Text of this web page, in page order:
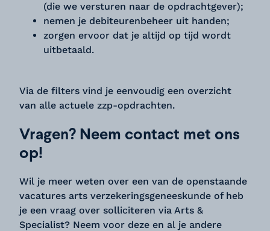
(die we versturen naar de opdrachtgever);
nemen je debiteurenbeheer uit handen;
zorgen ervoor dat je altijd op tijd wordt
uitbetaald.
Via de filters vind je eenvoudig een overzicht
van alle actuele zzp-opdrachten.
Vragen? Neem contact met ons
op!
Wil je meer weten over een van de openstaande
vacatures arts verzekeringsgeneeskunde of heb
je een vraag over solliciteren via Arts &
Specialist? Neem voor deze en al je andere